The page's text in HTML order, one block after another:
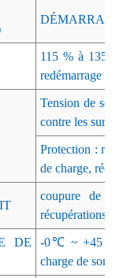
115 % à 135
redémarrage
Tension de
contre les
Protection :
de charge,
coupure de
récupérations
DE
-0℃ ~ +45℃
charge de sortie)